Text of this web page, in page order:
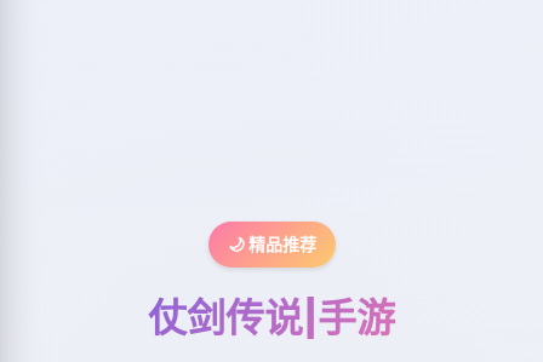
🌙 精品推荐
仗剑传说|手游